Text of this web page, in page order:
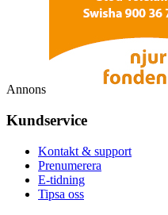
Annons
Kundservice
Kontakt & support
Prenumerera
E-tidning
Tipsa oss